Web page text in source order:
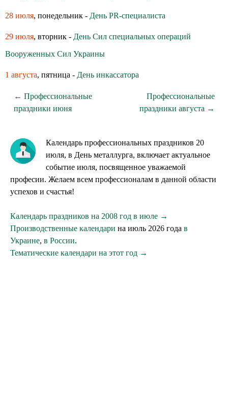
28 июля, понедельник - День PR-специалиста
29 июля, вторник - День Сил специальных операций
Вооруженных Сил Украины
1 августа, пятница - День инкассатора
← Профессиональные
праздники июня
Профессиональные
праздники августа →
Календарь профессиональных праздников 20
июля, в День металлурга, включает актуальное
событие июля, посвященное уважаемой
професии. Желаем всем профессионалам в данной области
успехов и счастья!
Календарь праздников на 2008 год в июле →
Производственные календари на июль 2026 года в
Украине, в России.
Тематические календари на этот год →